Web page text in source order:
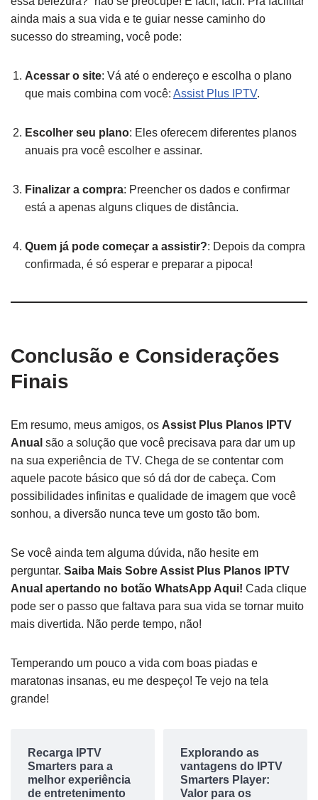
ainda mais a sua vida e te guiar nesse caminho do
sucesso do streaming, você pode:
Acessar o site: Vá até o endereço e escolha o plano
que mais combina com você: Assist Plus IPTV.
Escolher seu plano: Eles oferecem diferentes planos
anuais pra você escolher e assinar.
Finalizar a compra: Preencher os dados e confirmar
está a apenas alguns cliques de distância.
Quem já pode começar a assistir?: Depois da compra
confirmada, é só esperar e preparar a pipoca!
Conclusão e Considerações
Finais
Em resumo, meus amigos, os Assist Plus Planos IPTV
Anual são a solução que você precisava para dar um up
na sua experiência de TV. Chega de se contentar com
aquele pacote básico que só dá dor de cabeça. Com
possibilidades infinitas e qualidade de imagem que você
sonhou, a diversão nunca teve um gosto tão bom.
Se você ainda tem alguma dúvida, não hesite em
perguntar. Saiba Mais Sobre Assist Plus Planos IPTV
Anual apertando no botão WhatsApp Aqui! Cada clique
pode ser o passo que faltava para sua vida se tornar muito
mais divertida. Não perde tempo, não!
Temperando um pouco a vida com boas piadas e
maratonas insanas, eu me despeço! Te vejo na tela
grande!
Recarga IPTV
Smarters para a
melhor experiência
de entretenimento
Explorando as
vantagens do IPTV
Smarters Player:
Valor para os